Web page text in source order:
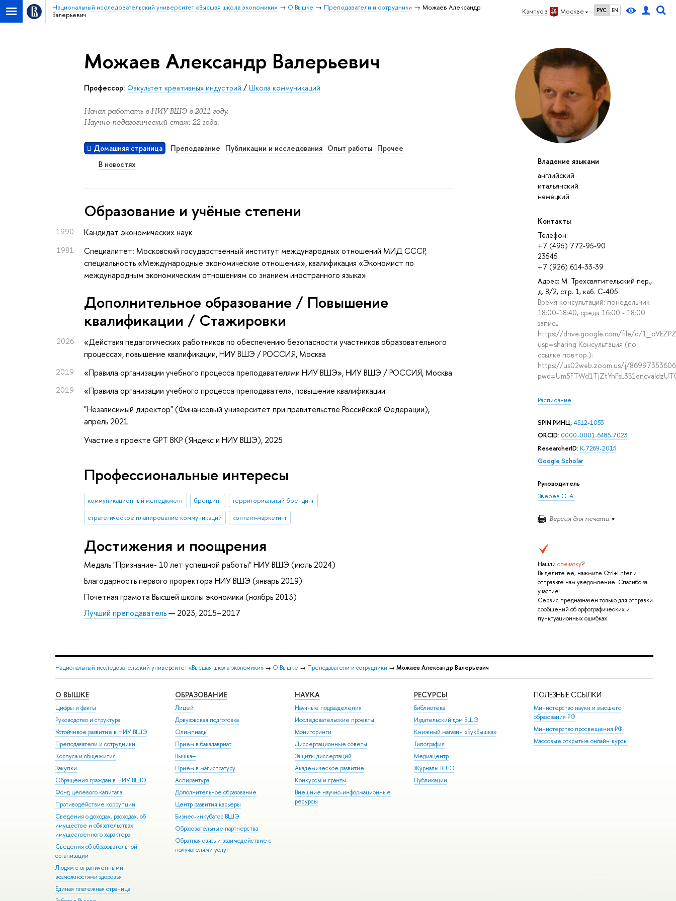
Кампус в Москве РУС EN
Национальный исследовательский университет «Высшая школа экономики» О Вышке Преподаватели и сотрудники
Можаев Александр
Валерьевич
Владение языками
английский
итальянский
немецкий
Контакты
Телефон:
+7 (495) 772-95-90
23545
+7 (926) 614-33-39
Адрес: М. Трехсвятительский пер.,
д. 8/2, стр. 1, каб. С-405
Время консультаций: понедельник
18:00-18:40, среда 16:00 - 18:00
запись:
https://drive.google.com/file/d/
usp=sharing Консультация (по
ссылке повтор.):
https://us02web.zoom.us/j/
Расписание
SPIN РИНЦ:4512-1053
ORCID: 0000-0001-6486-7023
ResearcherID: K-7269-2015
Google Scholar
Руководитель
Зверев С. А.
Версия для печати
Нашли опечатку?
Выделите её, нажмите Ctrl+Enter и
отправьте нам уведомление. Спасибо за
участие!
Сервис предназначен только для отправки
сообщений об орфографических и
пунктуационных ошибках.
Можаев Александр Валерьевич
Профессор: Факультет креативных индустрий /Школа коммуникаций
Начал работать в НИУ ВШЭ в 2011 году.
Научно-педагогический стаж: 22 года.
Домашняя страница Преподавание Публикации и исследования Опыт работы Прочее
В новостях
Oбразование и учёные степени
1990 Кандидат экономических наук
1981
Специалитет: Московский государственный институт международных отношений МИД СССР,
специальность «Международные экономические отношения», квалификация «Экономист по
международным экономическим отношениям со знанием иностранного языка»
Дополнительное образование / Повышение
квалификации / Стажировки
2026
«Действия педагогических работников по обеспечению безопасности участников образовательного
процесса», повышение квалификации, НИУ ВШЭ / РОССИЯ, Москва
2019 «Правила организации учебного процесса преподавателями НИУ ВШЭ», НИУ ВШЭ / РОССИЯ, Москва
2019 «Правила организации учебного процесса преподавател», повышение квалификации
"Независимый директор" (Финансовый университет при правительстве Российской Федерации),
апрель 2021
Участие в проекте GPT ВКР (Яндекс и НИУ ВШЭ), 2025
Профессиональные интересы
коммуникационный менеджмент брендинг
территориальный брендинг
стратегическое планирование коммуникаций
контент-маркетинг
Достижения и поощрения
Медаль "Признание- 10 лет успешной работы" НИУ ВШЭ (июль 2024)
Благодарность первого проректора НИУ ВШЭ (январь 2019)
Почетная грамота Высшей школы экономики (ноябрь 2013)
Лучший преподаватель— 2023, 2015–2017
Национальный исследовательский университет «Высшая школа экономики» → О Вышке → Преподаватели и сотрудники → Можаев Александр Валерьевич
О ВЫШКЕ
Цифры и факты
Руководство и структура
Устойчивое развитие в НИУ ВШЭ
Преподаватели и сотрудники
Корпуса и общежития
Закупки
Обращения граждан в НИУ ВШЭ
Фонд целевого капитала
Противодействие коррупции
Сведения о доходах, расходах, об
имуществе и обязательствах
имущественного характера
Сведения об образовательной
организации
Людям с ограниченными
возможностями здоровья
Единая платежная страница
ОБРАЗОВАНИЕ
Лицей
Довузовская подготовка
Олимпиады
Прием в бакалавриат
Вышка+
Прием в магистратуру
Аспирантура
Дополнительное образование
Центр развития карьеры
Бизнес-инкубатор ВШЭ
Образовательные партнерства
Обратная связь и взаимодействие с
получателями услуг
НАУКА
Научные подразделения
Исследовательские проекты
Мониторинги
Диссертационные советы
Защиты диссертаций
Академическое развитие
Конкурсы и гранты
Внешние научно-информационные
ресурсы
РЕСУРСЫ
Библиотека
Издательский дом ВШЭ
Книжный магазин «БукВышка»
Типография
Медиацентр
Журналы ВШЭ
Публикации
ПОЛЕЗНЫЕ ССЫЛКИ
Министерство науки и высшего
образования РФ
Министерство просвещения РФ
Массовые открытые онлайн-курсы